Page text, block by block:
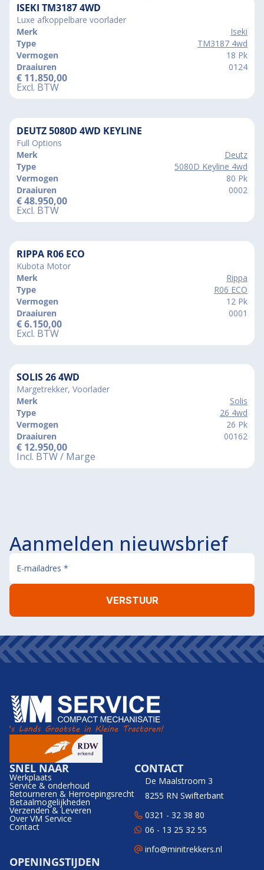
ISEKI TM3187 4WD
Luxe afkoppelbare voorlader
Merk
Iseki
Type
TM3187 4wd
Vermogen
18 Pk
Draaiuren
0124
€ 11.850,00
Excl. BTW
DEUTZ 5080D 4WD KEYLINE
Full Options
Merk
Deutz
Type
5080D Keyline 4wd
Vermogen
80 Pk
Draaiuren
0002
€48.950,00
Excl. BTW
RIPPA R06 ECO
Kubota Motor
Merk
Rippa
Type
R06 ECO
Vermogen
12 Pk
Draaiuren
0001
€6.150,00
Excl. BTW
SOLIS 26 4WD
Margetrekker, Voorlader
Merk
Solis
Type
26 4wd
Vermogen
26 Pk
Draaiuren
00162
€ 12.950,00
Incl. BTW / Marge
Aanmelden nieuwsbrief
SNEL NAAR
Werkplaats
Service & onderhoud
Retourneren & Herroepingsrecht
Betaalmogelijkheden
Verzenden & Leveren
Over VM Service
Contact
CONTACT
De Maalstroom 3
8255 RN Swifterbant
0321 - 32 38 80
06 - 13 25 32 55
info@minitrekkers.nl
OPENINGSTIJDEN